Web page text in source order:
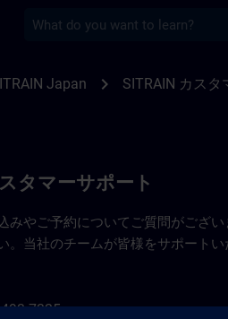
Japan chevron_right SITRAIN カスタ
タマーサポート
みやご予約についてご質問がござ
。当社のチームが皆様をサポート
7325